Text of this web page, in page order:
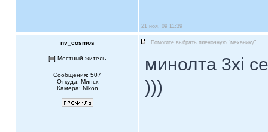
21 ноя, 09 11:39
nv_cosmos Помогите выбрать пленочную "механику"
[ ] Местный житель
Сообщения: 507
Откуда: Минск
Камера: Nikon
минолта 3xi
)))